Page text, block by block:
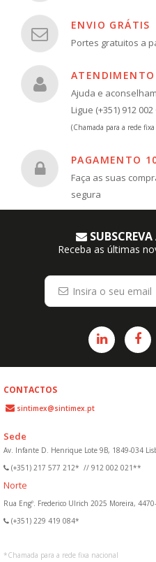
ENVIO GRÁTIS
Portes gratuitos a
ATENDIMENTO
Ajuda e
Ligue (+351) 912 002
(Chamada para a rede
PAGAMENTO
Faça as suas
segura
SUBSCREVA
Receba as últimas
CONTACTOS
sintimex@sintimex.pt
Sede
Av. Infante D. Henrique Lote 9B, 1849-034
(+351) 217 577 212* // 912 002 021**
Norte
Rua Engº. Frederico Ulrich 2025 Moreira,
(+351) 229 419 084*
*Chamada para a rede fixa nacional